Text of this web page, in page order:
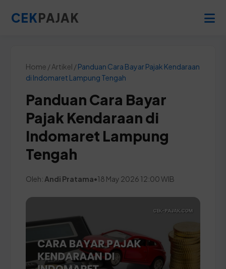
CEKPAJAK
Home / Artikel /Panduan Cara Bayar Pajak Kendaraan
di Indomaret Lampung Tengah
Panduan Cara Bayar
Pajak Kendaraan di
Indomaret Lampung
Tengah
Oleh: Andi Pratama•18 May 2026 12:00 WIB